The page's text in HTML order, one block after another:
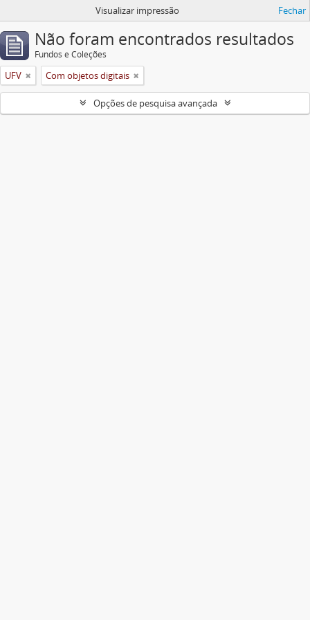
Visualizar impressão Fechar
Não foram encontrados resultados
Fundos e Coleções
UFV Com objetos digitais
Opções de pesquisa avançada